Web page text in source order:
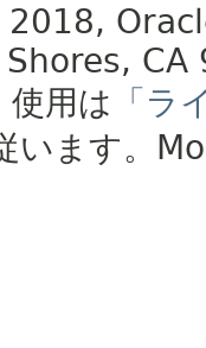
CA
使用は 「ラ
います。